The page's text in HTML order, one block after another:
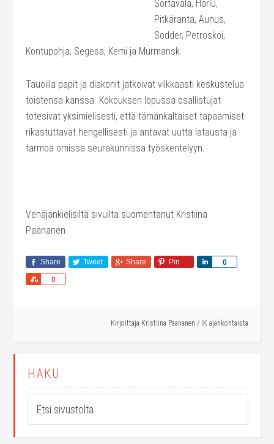
Sortavala, Harlu,
Pitkäranta, Aunus,
Sodder, Petroskoi,
Kontupohja, Segesa, Kemi ja Murmansk.
Tauoilla papit ja diakonit jatkoivat vilkkaasti keskustelua
toistensa kanssa. Kokouksen lopussa osallistujat
totesivat yksimielisesti, että tämänkaltaiset tapaamiset
rikastuttavat hengellisesti ja antavat uutta latausta ja
tarmoa omissa seurakunnissa työskentelyyn.
Venäjänkielisiltä sivuilta suomentanut Kristiina
Paananen
Share Tweet Share Pin 0
Share
0
Share
Kirjoittaja Kristiina Paananen / IK ajankohtaista
HAKU